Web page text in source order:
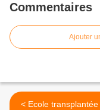
Commentaires
Ajouter
< Ecole transplantée dans